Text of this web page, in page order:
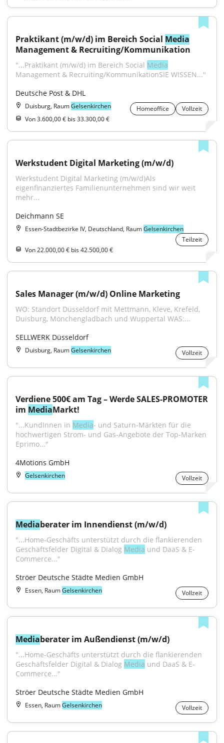
Praktikant (m/w/d) im Bereich Social Media
Management & Recruiting/Kommunikation
"...Praktikant (m/w/d) im Bereich Social Media
Management & Recruiting/KommunikationSIE WISSEN..."
Deutsche Post & DHL
Duisburg, RaumGelsenkirchen Homeoffice
Vollzeit
Von 3.600,00 € bis 33.300,00 €
Werkstudent Digital Marketing (m/w/d)
Werkstudent Digital Marketing (m/w/d)Als
eigenfinanziertes Familienunternehmen sind wir weit
mehr...
Deichmann SE
Essen-Stadtbezirke IV, Deutschland, RaumGelsenkirchen
Teilzeit
Von 22.000,00 € bis 42.500,00 €
Sales Manager (m/w/d) Online Marketing
WO: Standort Düsseldorf mit Mettmann, Kleve, Krefeld,
Duisburg, Mönchengladbach und Wuppertal WAS:...
SELLWERK Düsseldorf
Duisburg, RaumGelsenkirchen Vollzeit
Verdiene 500€ am Tag – Werde SALES-PROMOTER
im MediaMarkt!
"...KundInnen in Media- und Saturn-Märkten für die
hochwertigen Strom- und Gas-Angebote der Top-Marken
Eprimo..."
4Motions GmbH
Gelsenkirchen Vollzeit
Mediaberater im Innendienst (m/w/d)
"...Home-Geschäfts unterstützt durch die flankierenden
Geschäftsfelder Digital & Dialog Media und DaaS & E-
Commerce..."
Ströer Deutsche Städte Medien GmbH
Essen, RaumGelsenkirchen Vollzeit
Mediaberater im Außendienst (m/w/d)
"...Home-Geschäfts unterstützt durch die flankierenden
Geschäftsfelder Digital & Dialog Media und DaaS & E-
Commerce..."
Ströer Deutsche Städte Medien GmbH
Essen, RaumGelsenkirchen Vollzeit